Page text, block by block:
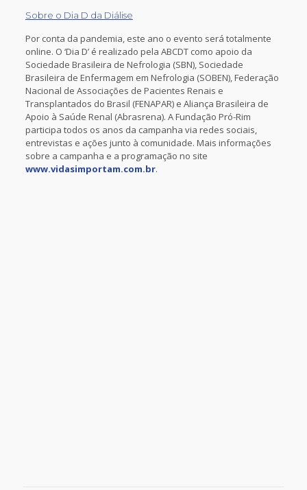
Sobre o Dia D da Diálise
Por conta da pandemia, este ano o evento será totalmente
online. O ‘Dia D’ é realizado pela ABCDT como apoio da
Sociedade Brasileira de Nefrologia (SBN), Sociedade
Brasileira de Enfermagem em Nefrologia (SOBEN), Federação
Nacional de Associações de Pacientes Renais e
Transplantados do Brasil (FENAPAR) e Aliança Brasileira de
Apoio à Saúde Renal (Abrasrena). A Fundação Pró-Rim
participa todos os anos da campanha via redes sociais,
entrevistas e ações junto à comunidade. Mais informações
sobre a campanha e a programação no site
www.vidasimportam.com.br.